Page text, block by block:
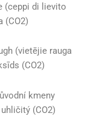
(ceppi di lievito
(CO2)
(vietējie rauga
(CO2)
kmeny
(CO2)